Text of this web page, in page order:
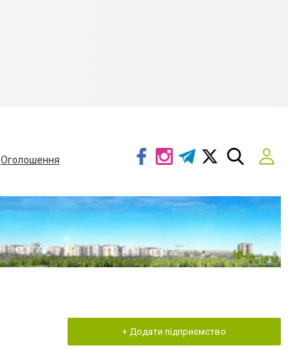
Оголошення
+ Додати підприємство